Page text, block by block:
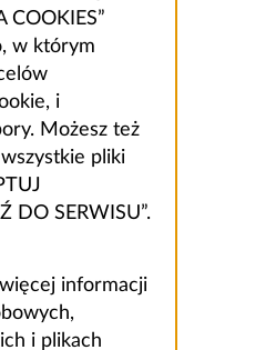
COOKIES”
w którym
i
Możesz też
pliki
DO SERWISU”.
informacji
i plikach